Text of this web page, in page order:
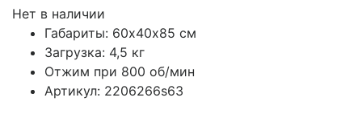
Нет в наличии
Габариты: 60х40х85 см
Загрузка: 4,5 кг
Отжим при 800 об/мин
Артикул: 2206266s63